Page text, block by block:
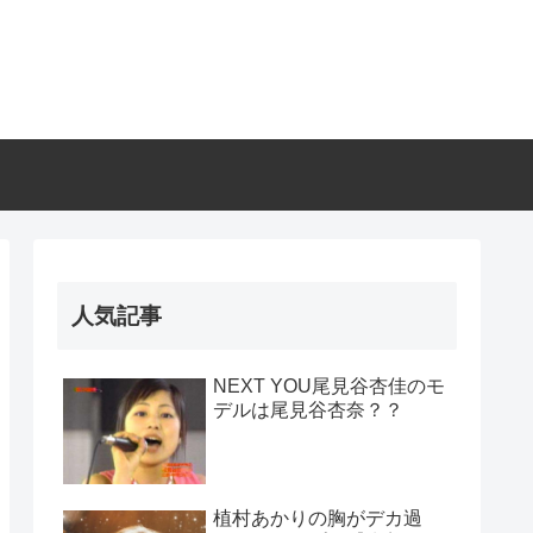
人気記事
NEXT YOU尾見谷杏佳のモ
デルは尾見谷杏奈？？
植村あかりの胸がデカ過